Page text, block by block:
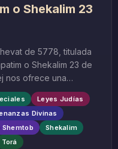
o Shekalim 23
de 5778, titulada
o Shekalim 23 de
nos ofrece una
fundamentales
durante esta
Mishpatim y la lectura
Leyes Judías
Divinas
Shemtob
Shekalim
Torá